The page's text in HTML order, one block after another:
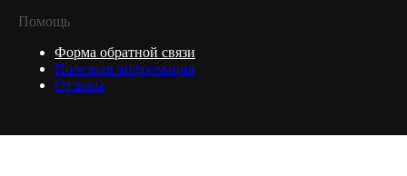
Помощь
Форма обратной связи
Полезная информация
Отзывы